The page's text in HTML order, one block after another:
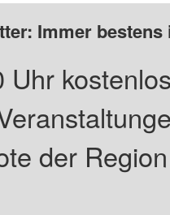
Immer
Uhr
der